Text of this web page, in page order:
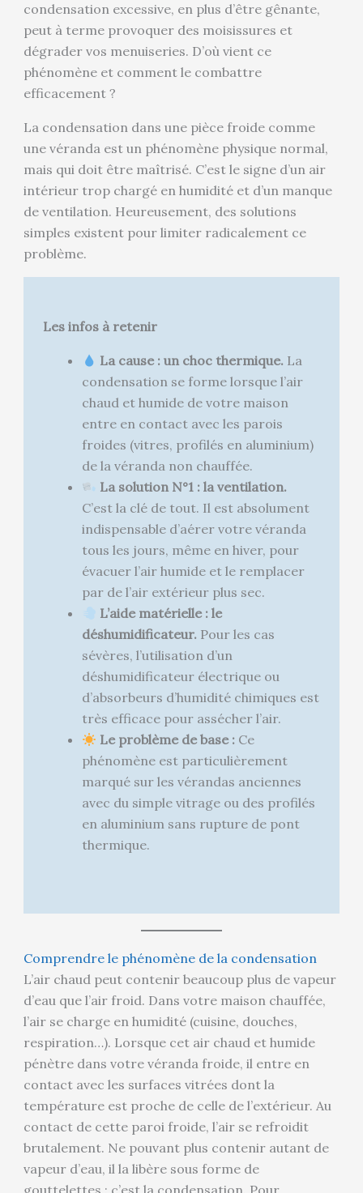
condensation excessive, en plus d’être gênante,
peut à terme provoquer des moisissures et
dégrader vos menuiseries. D’où vient ce
phénomène et comment le combattre
efficacement ?
La condensation dans une pièce froide comme
une véranda est un phénomène physique normal,
mais qui doit être maîtrisé. C’est le signe d’un air
intérieur trop chargé en humidité et d’un manque
de ventilation. Heureusement, des solutions
simples existent pour limiter radicalement ce
problème.
Les infos à retenir
La cause : un choc thermique.La
condensation se forme lorsque l’air
chaud et humide de votre maison
entre en contact avec les parois
froides (vitres, profilés en aluminium)
de la véranda non chauffée.
La solution N°1 : la ventilation.
C’est la clé de tout. Il est absolument
indispensable d’aérer votre véranda
tous les jours, même en hiver, pour
évacuer l’air humide et le remplacer
par de l’air extérieur plus sec.
L’aide matérielle : le
déshumidificateur.Pour les cas
sévères, l’utilisation d’un
déshumidificateur électrique ou
d’absorbeurs d’humidité chimiques est
très efficace pour assécher l’air.
Le problème de base :Ce
phénomène est particulièrement
marqué sur les vérandas anciennes
avec du simple vitrage ou des profilés
en aluminium sans rupture de pont
thermique.
Comprendre le phénomène de la condensation
L’air chaud peut contenir beaucoup plus de vapeur
d’eau que l’air froid. Dans votre maison chauffée,
l’air se charge en humidité (cuisine, douches,
respiration…). Lorsque cet air chaud et humide
pénètre dans votre véranda froide, il entre en
contact avec les surfaces vitrées dont la
température est proche de celle de l’extérieur. Au
contact de cette paroi froide, l’air se refroidit
brutalement. Ne pouvant plus contenir autant de
vapeur d’eau, il la libère sous forme de